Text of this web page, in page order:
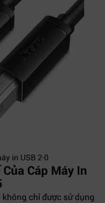
in USB 2-0
Cáp Máy In
không chỉ được sử dụng